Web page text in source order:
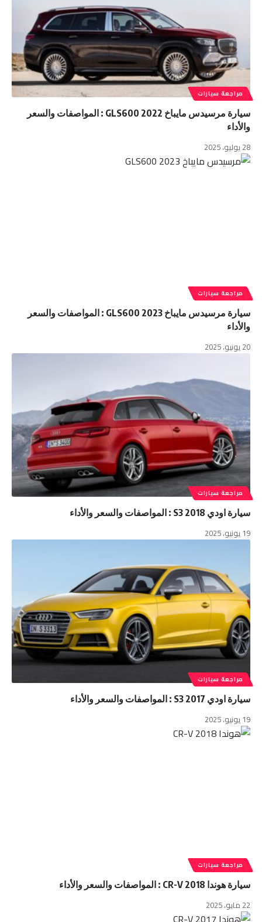
مراجعة سيارات
سيارة مرسيدس مايباخ GLS600 2022 : المواصفات والسعر
والأداء
28 يوليو، 2025
مراجعة سيارات
سيارة مرسيدس مايباخ GLS600 2023 : المواصفات والسعر
والأداء
20 يونيو، 2025
مراجعة سيارات
سيارة اودي S3 2018 : المواصفات والسعر والأداء
19 يونيو، 2025
مراجعة سيارات
سيارة اودي S3 2017 : المواصفات والسعر والأداء
19 يونيو، 2025
مراجعة سيارات
سيارة هوندا CR-V 2018 : المواصفات والسعر والأداء
22 مايو، 2025